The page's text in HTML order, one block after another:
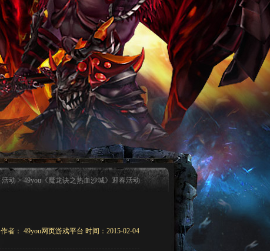
活动 > 49you《魔龙诀之热血沙城》迎春活动
作者： 49you网页游戏平台 时间：2015-02-04